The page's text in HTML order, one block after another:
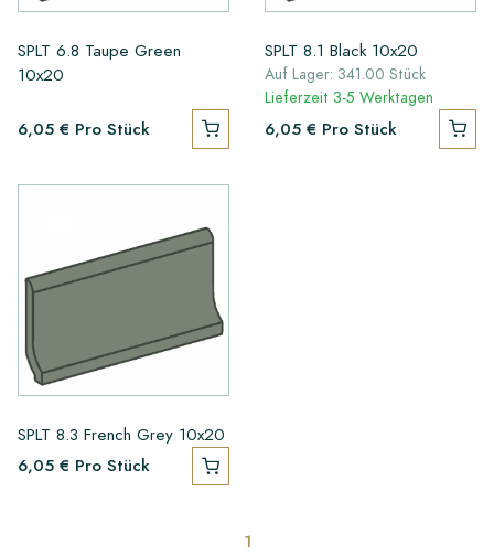
SPLT 6.8 Taupe Green
10x20
6,05 € Pro Stück
SPLT 8.1 Black 10x20
Auf Lager: 341.00 Stück
Lieferzeit 3-5 Werktagen
6,05 € Pro Stück
SPLT 8.3 French Grey 10x20
6,05 € Pro Stück
1